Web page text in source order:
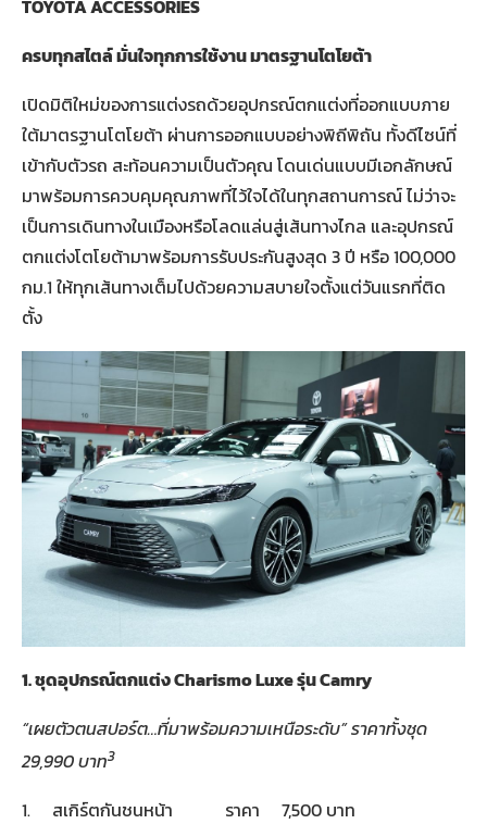
TOYOTA ACCESSORIES
ครบทุกสไตล์ มั่นใจทุกการใช้งาน มาตรฐานโตโยต้า
เปิดมิติใหม่ของการแต่งรถด้วยอุปกรณ์ตกแต่งที่ออกแบบภาย
ใต้มาตรฐานโตโยต้า ผ่านการออกแบบอย่างพิถีพิถัน ทั้งดีไซน์ที่
เข้ากับตัวรถ สะท้อนความเป็นตัวคุณ โดนเด่นแบบมีเอกลักษณ์
มาพร้อมการควบคุมคุณภาพที่ไว้ใจได้ในทุกสถานการณ์ ไม่ว่าจะ
เป็นการเดินทางในเมืองหรือโลดแล่นสู่เส้นทางไกล และอุปกรณ์
ตกแต่งโตโยต้ามาพร้อมการรับประกันสูงสุด 3 ปี หรือ 100,000
กม.1 ให้ทุกเส้นทางเต็มไปด้วยความสบายใจตั้งแต่วันแรกที่ติด
ตั้ง
1.ชุดอุปกรณ์ตกแต่งCharismo Luxeรุ่นCamry
“เผยตัวตนสปอร์ต…ที่มาพร้อมความเหนือระดับ”ราคาทั้งชุด
29,990 บาท3
1. สเกิร์ตกันชนหน้า ราคา 7,500 บาท